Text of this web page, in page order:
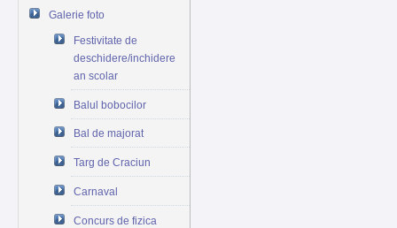
Galerie foto
Festivitate de
deschidere/inchidere
an scolar
Balul bobocilor
Bal de majorat
Targ de Craciun
Carnaval
Concurs de fizica